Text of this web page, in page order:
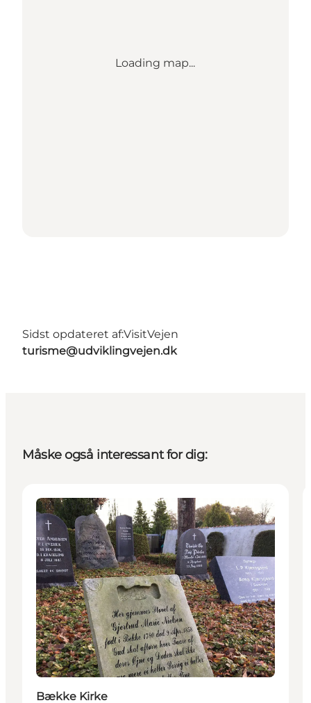
Loading map...
Sidst opdateret af:VisitVejen
turisme@udviklingvejen.dk
Måske også interessant for dig:
Attraktioner
Bække Kirke